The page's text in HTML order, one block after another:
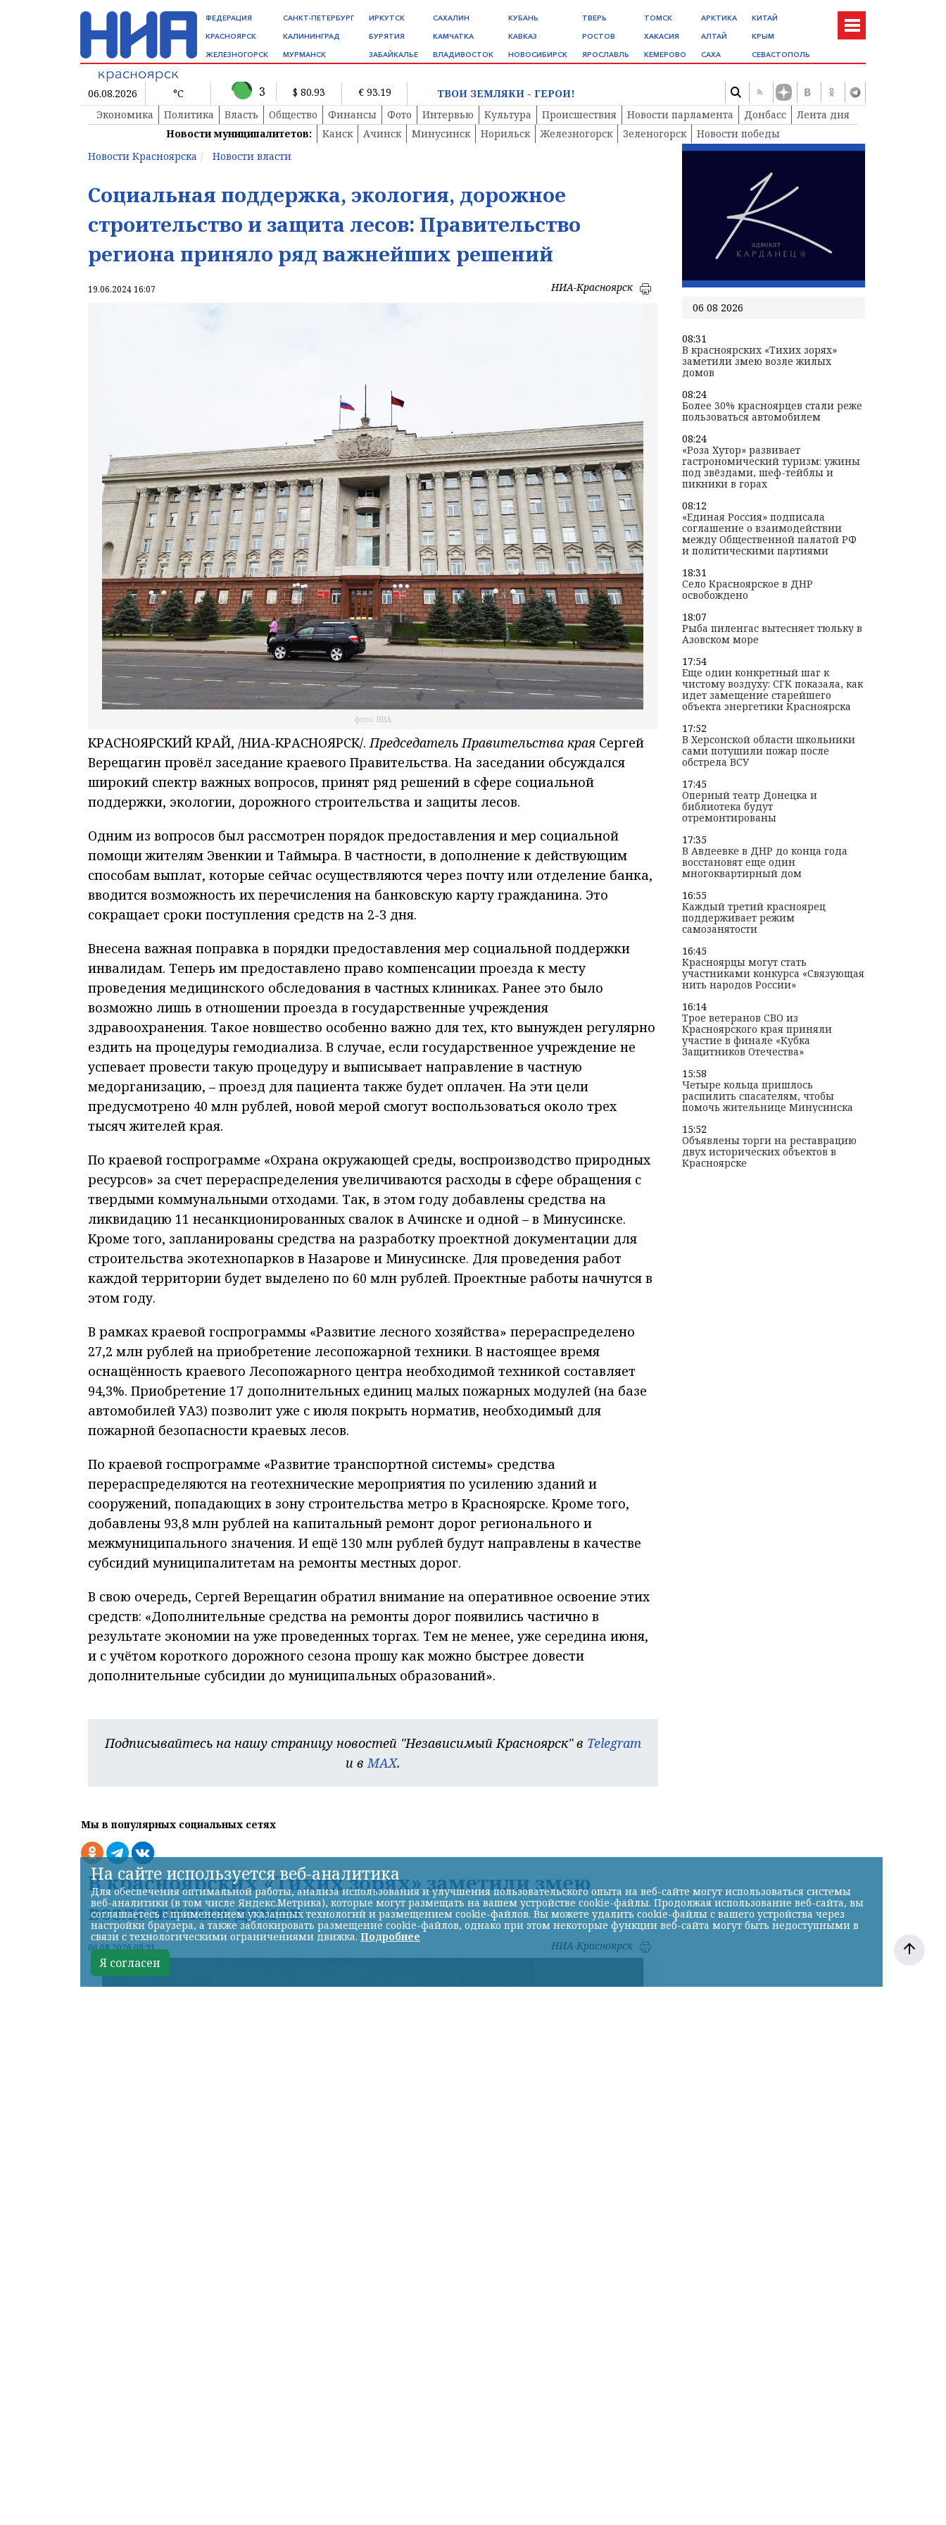
ФЕДЕРАЦИЯ
КРАСНОЯРСК
ЖЕЛЕЗНОГОРСК
САНКТ-ПЕТЕРБУРГ
КАЛИНИНГРАД
МУРМАНСК
ИРКУТСК
БУРЯТИЯ
ЗАБАЙКАЛЬЕ
САХАЛИН
КАМЧАТКА
ВЛАДИВОСТОК
КУБАНЬ
КАВКАЗ
НОВОСИБИРСК
ТВЕРЬ
РОСТОВ
ЯРОСЛАВЛЬ
ТОМСК
ХАКАСИЯ
КЕМЕРОВО
АРКТИКА
АЛТАЙ
САХА
КИТАЙ
КРЫМ
СЕВАСТОПОЛЬ
06.08.2026 °C 3 $ 80.93 € 93.19
ТВОИ ЗЕМЛЯКИ - ГЕРОИ!
Экономика
Политика Власть Общество Финансы Фото Интервью Культура Происшествия Новости парламента Донбасс
Лента дня
Новости муниципалитетов:
Канск Ачинск Минусинск Норильск Железногорск Зеленогорск
Новости победы
Новости Красноярска
Новости власти
Социальная поддержка, экология, дорожное
строительство и защита лесов: Правительство
региона приняло ряд важнейших решений
19.06.2024 16:07 НИА-Красноярск
фото: НИА
КРАСНОЯРСКИЙ КРАЙ, /НИА-КРАСНОЯРСК/.Председатель Правительства края Сергей
Верещагин провёл заседание краевого Правительства. На заседании обсуждался
широкий спектр важных вопросов, принят ряд решений в сфере социальной
поддержки, экологии, дорожного строительства и защиты лесов.
Одним из вопросов был рассмотрен порядок предоставления и мер социальной
помощи жителям Эвенкии и Таймыра. В частности, в дополнение к действующим
способам выплат, которые сейчас осуществляются через почту или отделение банка,
вводится возможность их перечисления на банковскую карту гражданина. Это
сокращает сроки поступления средств на 2-3 дня.
Внесена важная поправка в порядки предоставления мер социальной поддержки
инвалидам. Теперь им предоставлено право компенсации проезда к месту
проведения медицинского обследования в частных клиниках. Ранее это было
возможно лишь в отношении проезда в государственные учреждения
здравоохранения. Такое новшество особенно важно для тех, кто вынужден регулярно
ездить на процедуры гемодиализа. В случае, если государственное учреждение не
успевает провести такую процедуру и выписывает направление в частную
медорганизацию, – проезд для пациента также будет оплачен. На эти цели
предусмотрено 40 млн рублей, новой мерой смогут воспользоваться около трех
тысяч жителей края.
По краевой госпрограмме «Охрана окружающей среды, воспроизводство природных
ресурсов» за счет перераспределения увеличиваются расходы в сфере обращения с
твердыми коммунальными отходами. Так, в этом году добавлены средства на
ликвидацию 11 несанкционированных свалок в Ачинске и одной – в Минусинске.
Кроме того, запланированы средства на разработку проектной документации для
строительства экотехнопарков в Назарове и Минусинске. Для проведения работ
каждой территории будет выделено по 60 млн рублей. Проектные работы начнутся в
этом году.
В рамках краевой госпрограммы «Развитие лесного хозяйства» перераспределено
27,2 млн рублей на приобретение лесопожарной техники. В настоящее время
оснащённость краевого Лесопожарного центра необходимой техникой составляет
94,3%. Приобретение 17 дополнительных единиц малых пожарных модулей (на базе
автомобилей УАЗ) позволит уже с июля покрыть норматив, необходимый для
пожарной безопасности краевых лесов.
По краевой госпрограмме «Развитие транспортной системы» средства
перераспределяются на геотехнические мероприятия по усилению зданий и
сооружений, попадающих в зону строительства метро в Красноярске. Кроме того,
добавлены 93,8 млн рублей на капитальный ремонт дорог регионального и
межмуниципального значения. И ещё 130 млн рублей будут направлены в качестве
субсидий муниципалитетам на ремонты местных дорог.
В свою очередь, Сергей Верещагин обратил внимание на оперативное освоение этих
средств: «Дополнительные средства на ремонты дорог появились частично в
результате экономии на уже проведенных торгах. Тем не менее, уже середина июня,
и с учётом короткого дорожного сезона прошу как можно быстрее довести
дополнительные субсидии до муниципальных образований».
Подписывайтесь на нашу страницу новостей "Независимый Красноярск" в Telegram
и вMAX.
Мы в популярных социальных сетях
В красноярских «Тихих зорях» заметили змею
возле жилых домов
06.08.2026 08:31 НИА-Красноярск
06 08 2026
08:31
В красноярских «Тихих зорях»
заметили змею возле жилых
домов
08:24
Более 30% красноярцев стали реже
пользоваться автомобилем
08:24
«Роза Хутор» развивает
гастрономический туризм: ужины
под звёздами, шеф-тейблы и
пикники в горах
08:12
«Единая Россия» подписала
соглашение о взаимодействии
между Общественной палатой РФ
и политическими партиями
18:31
Село Красноярское в ДНР
освобождено
18:07
Рыба пиленгас вытесняет тюльку в
Азовском море
17:54
Еще один конкретный шаг к
чистому воздуху: СГК показала, как
идет замещение старейшего
объекта энергетики Красноярска
17:52
В Херсонской области школьники
сами потушили пожар после
обстрела ВСУ
17:45
Оперный театр Донецка и
библиотека будут
отремонтированы
17:35
В Авдеевке в ДНР до конца года
восстановят еще один
многоквартирный дом
16:55
Каждый третий красноярец
поддерживает режим
самозанятости
16:45
Красноярцы могут стать
участниками конкурса «Связующая
нить народов России»
16:14
Трое ветеранов СВО из
Красноярского края приняли
участие в финале «Кубка
Защитников Отечества»
15:58
Четыре кольца пришлось
распилить спасателям, чтобы
помочь жительнице Минусинска
15:52
Объявлены торги на реставрацию
двух исторических объектов в
Красноярске
На сайте используется веб-аналитика
Для обеспечения оптимальной работы, анализа использования и улучшения пользовательского опыта на веб-сайте могут использоваться системы
веб-аналитики (в том числе Яндекс.Метрика), которые могут размещать на вашем устройстве cookie-файлы. Продолжая использование веб-сайта, вы
соглашаетесь с применением указанных технологий и размещением cookie-файлов. Вы можете удалить cookie-файлы с вашего устройства через
настройки браузера, а также заблокировать размещение cookie-файлов, однако при этом некоторые функции веб-сайта могут быть недоступными в
связи с технологическими ограничениями движка. Подробнее
Я согласен